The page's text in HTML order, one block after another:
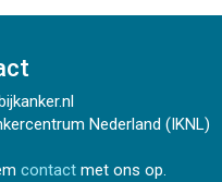
Nederland (IKNL)
contact met ons op.